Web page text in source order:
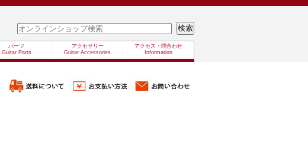
パーツ
Guitar Parts
アクセサリー
Guitar Accessories
アクセス・問合わせ
Information